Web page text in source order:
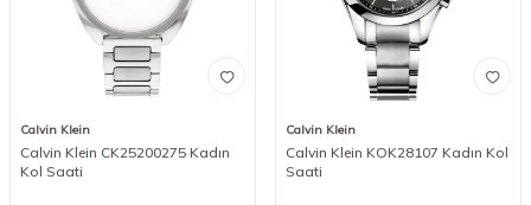
Calvin Klein
Calvin Klein CK25200275 Kadın
Kol Saati
Calvin Klein
Calvin Klein KOK28107 Kadın Kol
Saati